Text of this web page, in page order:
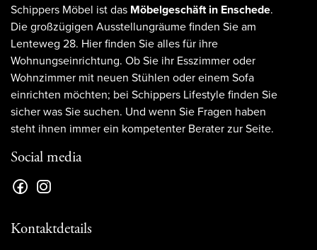
Schippers Möbel ist das Möbelgeschäft in Enschede.
Die großzügigen Ausstellungräume finden Sie am
Lenteweg 28. Hier finden Sie alles für ihre
Wohnungseinrichtung. Ob Sie ihr Esszimmer oder
Wohnzimmer mit neuen Stühlen oder einem Sofa
einrichten möchten; bei Schippers Lifestyle finden Sie
sicher was Sie suchen. Und wenn Sie Fragen haben
steht ihnen immer ein kompetenter Berater zur Seite.
Social media
Kontaktdetails